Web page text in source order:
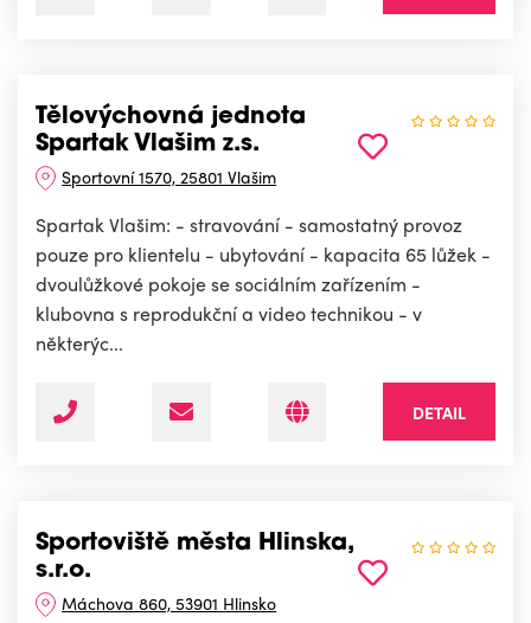
Tělovýchovná jednota
Spartak Vlašim z.s.
Sportovní 1570, 25801 Vlašim
Spartak Vlašim: - stravování - samostatný provoz
pouze pro klientelu - ubytování - kapacita 65 lůžek -
dvoulůžkové pokoje se sociálním zařízením -
klubovna s reprodukční a video technikou - v
některýc...
DETAIL
Sportoviště města Hlinska,
s.r.o.
Máchova 860, 53901 Hlinsko